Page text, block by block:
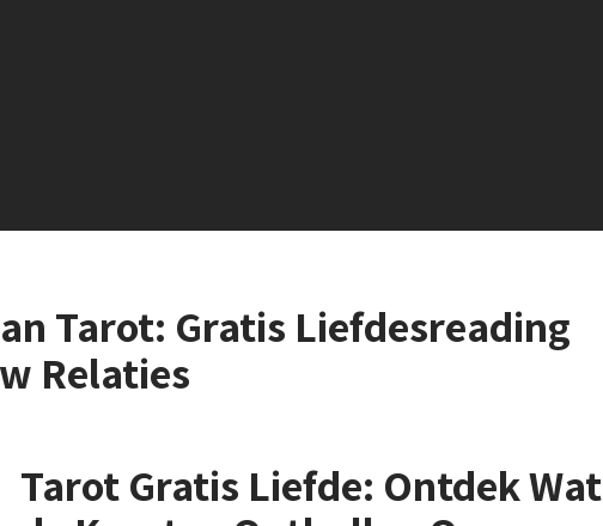
Tarot: Gratis Liefdesreading
Relaties
Tarot Gratis Liefde: Ontdek Wat